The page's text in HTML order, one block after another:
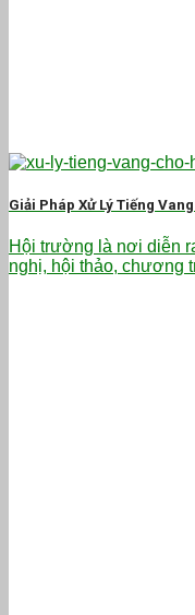
Giải Pháp Xử Lý Tiếng
Hội trường là nơi diễn
nghị, hội thảo, chương